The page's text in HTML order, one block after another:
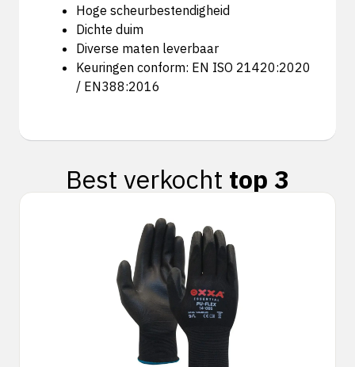
Hoge scheurbestendigheid
Dichte duim
Diverse maten leverbaar
Keuringen conform: EN ISO 21420:2020
/ EN388:2016
Best verkocht top 3